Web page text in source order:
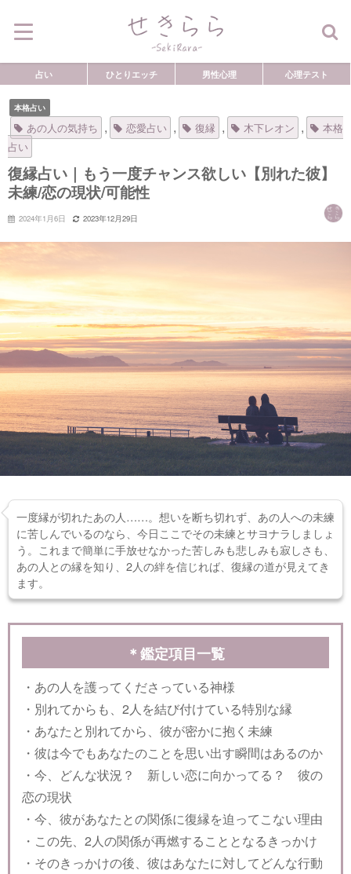
占い ひとりエッチ 男性心理 心理テスト
本格占い
あの人の気持ち , 恋愛占い , 復縁 , 木下レオン ,
本格
占い
復縁占い｜もう一度チャンス欲しい【別れた彼】
未練/恋の現状/可能性
2024年1月6日 2023年12月29日
一度縁が切れたあの人……。想いを断ち切れず、あの人への未練
に苦しんでいるのなら、今日ここでその未練とサヨナラしましょ
う。これまで簡単に手放せなかった苦しみも悲しみも寂しさも、
あの人との縁を知り、2人の絆を信じれば、復縁の道が見えてき
ます。
＊鑑定項目一覧
・あの人を護ってくださっている神様
・別れてからも、2人を結び付けている特別な縁
・あなたと別れてから、彼が密かに抱く未練
・彼は今でもあなたのことを思い出す瞬間はあるのか
・今、どんな状況？ 新しい恋に向かってる？ 彼の
恋の現状
・今、彼があなたとの関係に復縁を迫ってこない理由
・この先、2人の関係が再燃することとなるきっかけ
・そのきっかけの後、彼はあなたに対してどんな行動